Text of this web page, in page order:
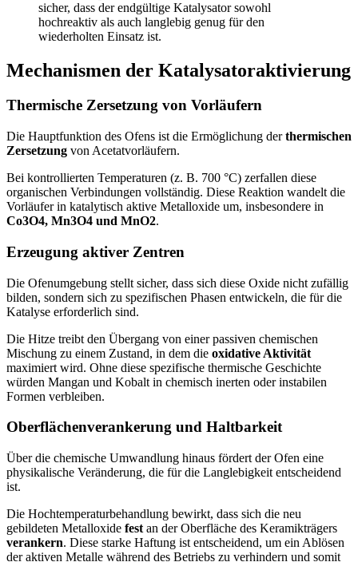
sicher, dass der endgültige Katalysator sowohl
hochreaktiv als auch langlebig genug für den
wiederholten Einsatz ist.
Mechanismen der Katalysatoraktivierung
Thermische Zersetzung von Vorläufern
Die Hauptfunktion des Ofens ist die Ermöglichung derthermischen
Zersetzung von Acetatvorläufern.
Bei kontrollierten Temperaturen (z. B. 700 °C) zerfallen diese
organischen Verbindungen vollständig. Diese Reaktion wandelt die
Vorläufer in katalytisch aktive Metalloxide um, insbesondere in
Co3O4, Mn3O4 und MnO2.
Erzeugung aktiver Zentren
Die Ofenumgebung stellt sicher, dass sich diese Oxide nicht zufällig
bilden, sondern sich zu spezifischen Phasen entwickeln, die für die
Katalyse erforderlich sind.
Die Hitze treibt den Übergang von einer passiven chemischen
Mischung zu einem Zustand, in dem die oxidative Aktivität
maximiert wird. Ohne diese spezifische thermische Geschichte
würden Mangan und Kobalt in chemisch inerten oder instabilen
Formen verbleiben.
Oberflächenverankerung und Haltbarkeit
Über die chemische Umwandlung hinaus fördert der Ofen eine
physikalische Veränderung, die für die Langlebigkeit entscheidend
ist.
Die Hochtemperaturbehandlung bewirkt, dass sich die neu
gebildeten Metalloxide fest an der Oberfläche des Keramikträgers
verankern. Diese starke Haftung ist entscheidend, um ein Ablösen
der aktiven Metalle während des Betriebs zu verhindern und somit